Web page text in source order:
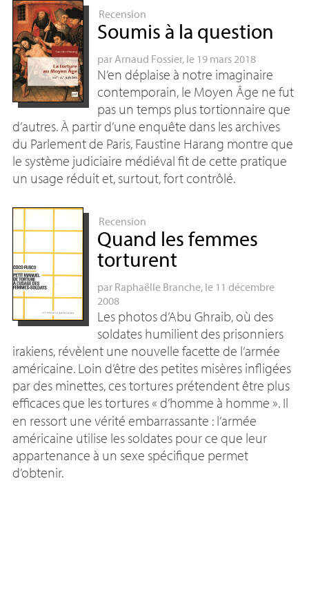
Recension
Soumis à la question
parArnaud Fossier, le 19 mars 2018
N’en déplaise à notre imaginaire
contemporain, le Moyen Âge ne fut
pas un temps plus tortionnaire que
d’autres. À partir d’une enquête dans les archives
du Parlement de Paris, Faustine Harang montre que
le système judiciaire médiéval fit de cette pratique
un usage réduit et, surtout, fort contrôlé.
Recension
Quand les femmes
torturent
par Raphaëlle Branche, le 11 décembre
2008
Les photos d’Abu Ghraib, où des
soldates humilient des prisonniers
irakiens, révèlent une nouvelle facette de l’armée
américaine. Loin d’être des petites misères infligées
par des minettes, ces tortures prétendent être plus
efficaces que les tortures « d’homme à homme ». Il
en ressort une vérité embarrassante : l’armée
américaine utilise les soldates pour ce que leur
appartenance à un sexe spécifique permet
d’obtenir.